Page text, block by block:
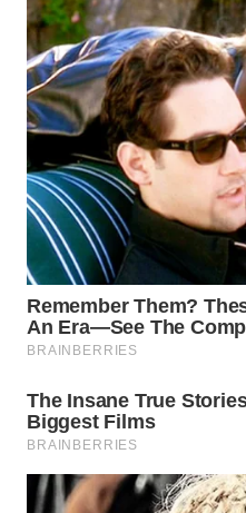
WN
NATUNA
WN
BINTAN
WN
MANDALIKA
WN
LIKUPANG
WN